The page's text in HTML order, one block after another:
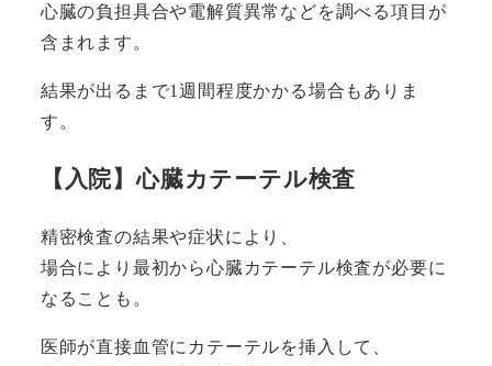
心臓の負担具合や電解質異常などを調べる項目が
含まれます。
結果が出るまで1週間程度かかる場合もありま
す。
【入院】心臓カテーテル検査
精密検査の結果や症状により、
場合により最初から心臓カテーテル検査が必要に
なることも。
医師が直接血管にカテーテルを挿入して、